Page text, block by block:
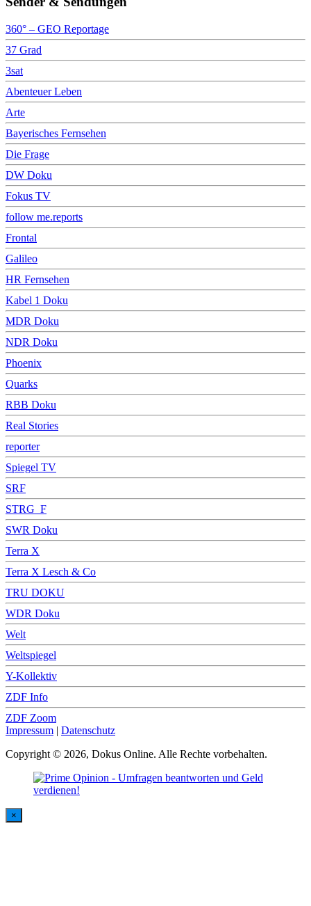
360° – GEO Reportage
37 Grad
3sat
Abenteuer Leben
Arte
Bayerisches Fernsehen
Die Frage
DW Doku
Fokus TV
follow me.reports
Frontal
Galileo
HR Fernsehen
Kabel 1 Doku
MDR Doku
NDR Doku
Phoenix
Quarks
RBB Doku
Real Stories
reporter
Spiegel TV
SRF
STRG_F
SWR Doku
Terra X
Terra X Lesch & Co
TRU DOKU
WDR Doku
Welt
Weltspiegel
Y-Kollektiv
ZDF Info
ZDF Zoom
Impressum | Datenschutz
Copyright © 2026, Dokus Online. Alle Rechte vorbehalten.
×